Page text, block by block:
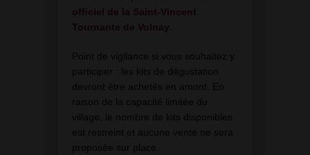
officiel de la Saint-Vincent
Tournante de Volnay
Point de vigilance si vous souhaitez y
participer : les kits de dégustation
devront être achetés en amont. En
raison de la capacité limitée du
village, le nombre de kits disponibles
est restreint et aucune vente ne sera
proposée sur place.